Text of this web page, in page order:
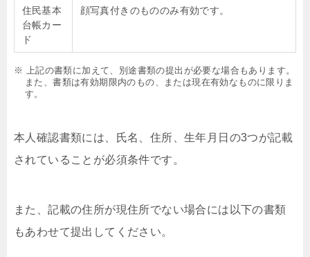
住民基本
台帳カー
ド
顔写真付きのもののみ有効です。
※ 上記の書類に加えて、別途書類の提出が必要な場合もあります。
また、書類は有効期限内のもの、または現在有効なものに限りま
す。
本人確認書類には、氏名、住所、生年月日の3つが記載
されていることが必須条件です。
また、記載の住所が現住所でない場合には以下の書類
もあわせて提出してください。